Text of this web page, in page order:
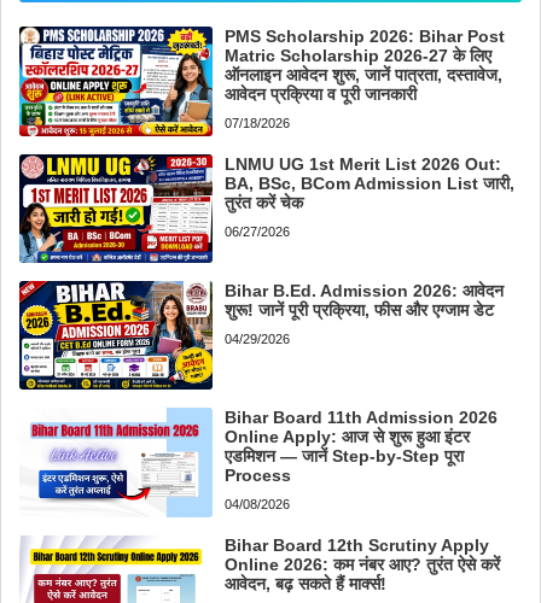
PMS Scholarship 2026: Bihar Post
Matric Scholarship 2026-27 के लिए
ऑनलाइन आवेदन शुरू, जानें पात्रता, दस्तावेज,
आवेदन प्रक्रिया व पूरी जानकारी
07/18/2026
LNMU UG 1st Merit List 2026 Out:
BA, BSc, BCom Admission List जारी,
तुरंत करें चेक
06/27/2026
Bihar B.Ed. Admission 2026: आवेदन
शुरू! जानें पूरी प्रक्रिया, फीस और एग्जाम डेट
04/29/2026
Bihar Board 11th Admission 2026
Online Apply: आज से शुरू हुआ इंटर
एडमिशन — जानें Step-by-Step पूरा
Process
04/08/2026
Bihar Board 12th Scrutiny Apply
Online 2026: कम नंबर आए? तुरंत ऐसे करें
आवेदन, बढ़ सकते हैं मार्क्स!